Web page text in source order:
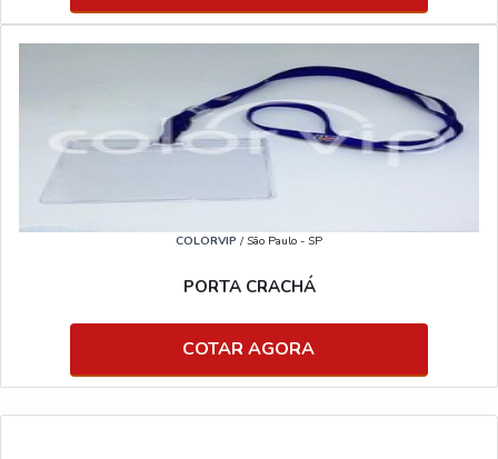
COLORVIP / São Paulo - SP
PORTA CRACHÁ
COTAR AGORA